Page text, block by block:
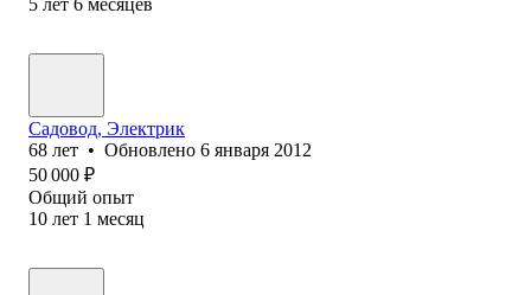
Садовод, Электрик
68 лет • Обновлено 6 января 2012
50 000 ₽
Общий опыт
10 лет 1 месяц